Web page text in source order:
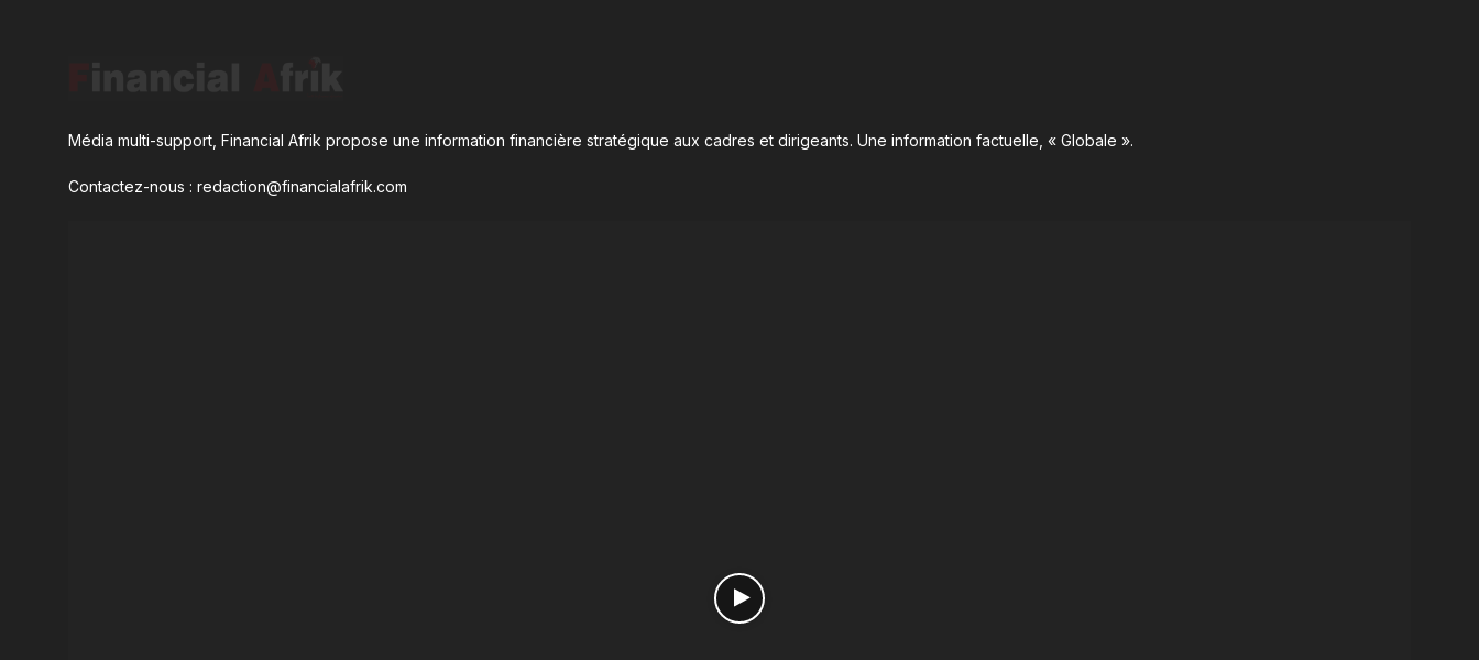
Média multi-support, Financial Afrik propose une information financière stratégique aux cadres et dirigeants. Une information factuelle, « Globale ».
Contactez-nous : redaction@financialafrik.com